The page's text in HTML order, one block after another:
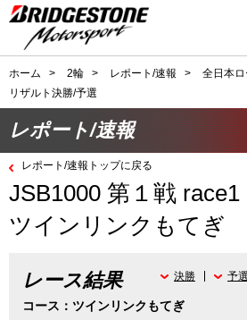
ホーム > 2輪 > レポート/速報 > 全日本
リザルト決勝/予選
レポート/速報
レポート/速報トップに戻る
JSB1000 第１戦 race1
ツインリンクもてぎ
レース結果
コース：ツインリンクもてぎ
決勝 予選